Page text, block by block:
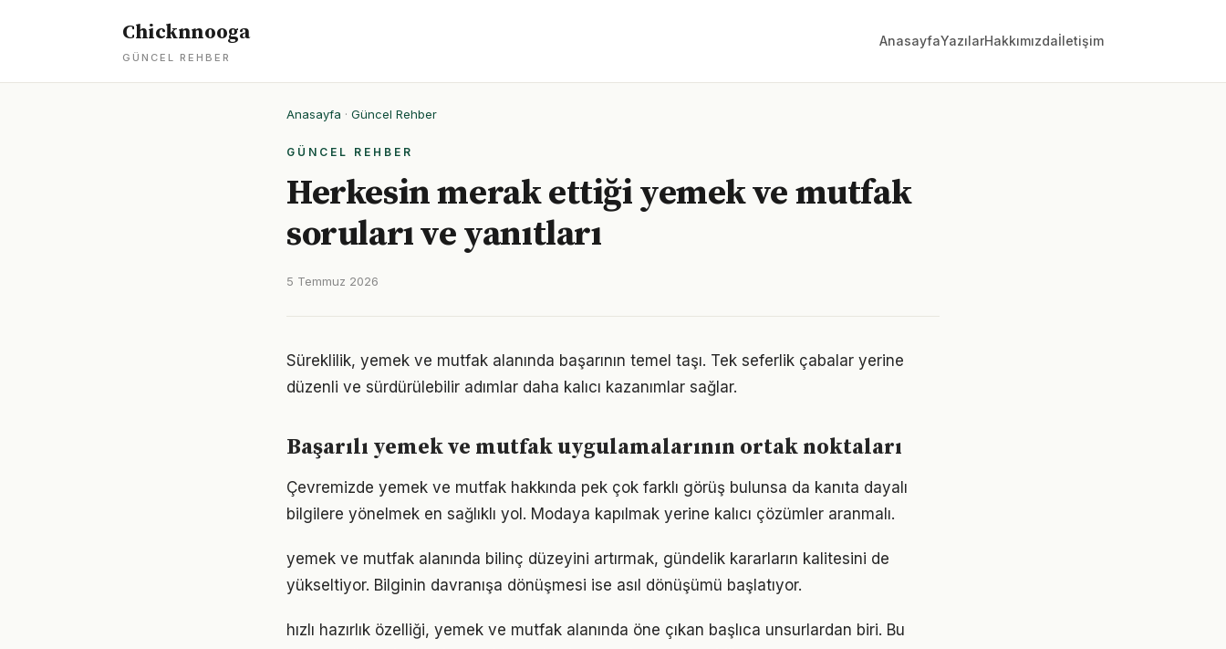
Chicknnooga
GÜNCEL REHBER
AnasayfaYazılarHakkımızdaİletişim
Anasayfa · Güncel Rehber
GÜNCEL REHBER
Herkesin merak ettiği yemek ve mutfak
soruları ve yanıtları
5 Temmuz 2026
Süreklilik, yemek ve mutfak alanında başarının temel taşı. Tek seferlik çabalar yerine
düzenli ve sürdürülebilir adımlar daha kalıcı kazanımlar sağlar.
Başarılı yemek ve mutfak uygulamalarının ortak noktaları
Çevremizde yemek ve mutfak hakkında pek çok farklı görüş bulunsa da kanıta dayalı
bilgilere yönelmek en sağlıklı yol. Modaya kapılmak yerine kalıcı çözümler aranmalı.
yemek ve mutfak alanında bilinç düzeyini artırmak, gündelik kararların kalitesini de
yükseltiyor. Bilginin davranışa dönüşmesi ise asıl dönüşümü başlatıyor.
hızlı hazırlık özelliği, yemek ve mutfak alanında öne çıkan başlıca unsurlardan biri. Bu